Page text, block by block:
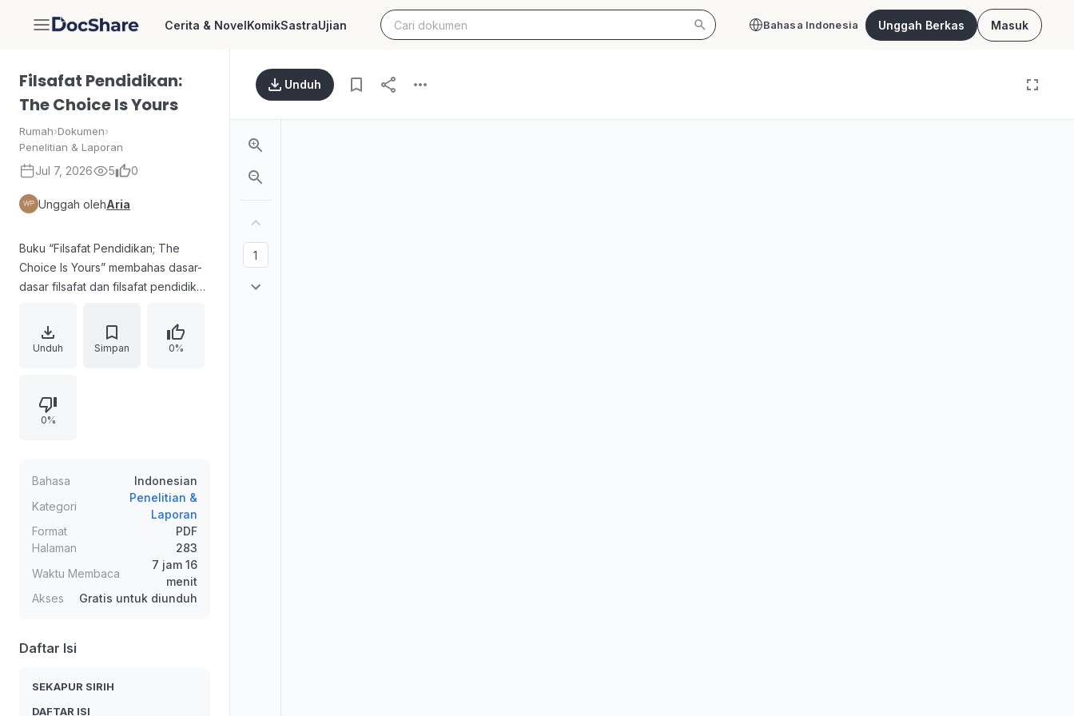
DocShare Cerita & NovelKomikSastraUjian Bahasa Indonesia Unggah Berkas Masuk
Filsafat Pendidikan:
The Choice Is Yours
Rumah›Dokumen›
Penelitian & Laporan
Jul 7, 2026 5 0
Unggah olehAria
Buku “Filsafat Pendidikan; The
Choice Is Yours” membahas dasar-
dasar filsafat dan filsafat pendidikan
persoalan, cara berpikir, hingga
cabang-cabang filsafat. Uraian
hakikat pendidikan, termasuk
relasinya. Selanjutnya dibahas
ontologi, epistemologi, aksiologi,
gagasan masyarakat madani, serta
bahaya sekularisme, diakhiri
dengan aliran-aliran filsafat seperti
nativisme dan empirisme.
Unduh Simpan 0%
0%
Bahasa
Indonesian
Kategori
Penelitian &
Laporan
Format
PDF
Halaman
283
Waktu Membaca
7 jam 16
menit
Akses
Gratis untuk diunduh
Daftar Isi
SEKAPUR SIRIH
DAFTAR ISI
Unduh